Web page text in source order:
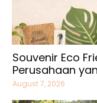
Souvenir Eco
Perusahaan
August 7, 2026